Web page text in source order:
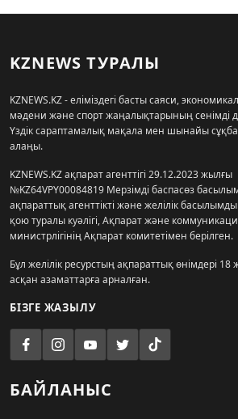
KZNEWS ТУРАЛЫ
KZNEWS.KZ - еліміздегі басты саяси,
мәдени және спорт жаңалықтарының сенімді
Үздік сараптамалық мақала мен шынайы
алаңы.
KZNEWS.KZ ақпарат агенттігі 29.12.2023 жылғы
№KZ64VPY00084819 Мерзімді баспасөз
ақпараттық агенттікті және желілік
қою туралы куәлігі, Ақпарат және
министрлігінің Ақпарат комитетімен берілген.
Бұл желілік ресурстың ақпараттық өнімдері 18
асқан азаматтарға арналған.
БІЗГЕ ЖАЗЫЛУ
БАЙЛАНЫС